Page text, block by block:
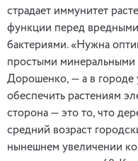
страдает иммунитет
функции перед
бактериями. «Нужна
простыми
Дорошенко, — а в городе
обеспечить растениям
сторона — это то, что
средний возраст
нынешнем увеличении